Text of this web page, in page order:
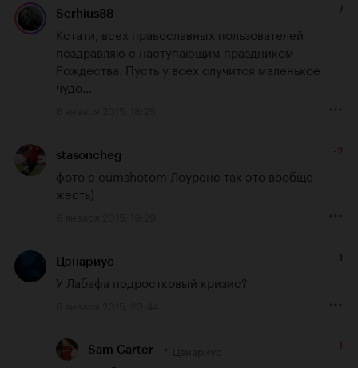
Serhius88 7
Кстати, всех православных пользователей
поздравляю с наступающим праздником
Рождества. Пусть у всех случится маленькое
чудо...
stasoncheg -2
фото c cumshotom Лоуренс так это вообще
жесть)
Цэнариус 1
У Лабафа подростковый кризис?
Sam Carter -1